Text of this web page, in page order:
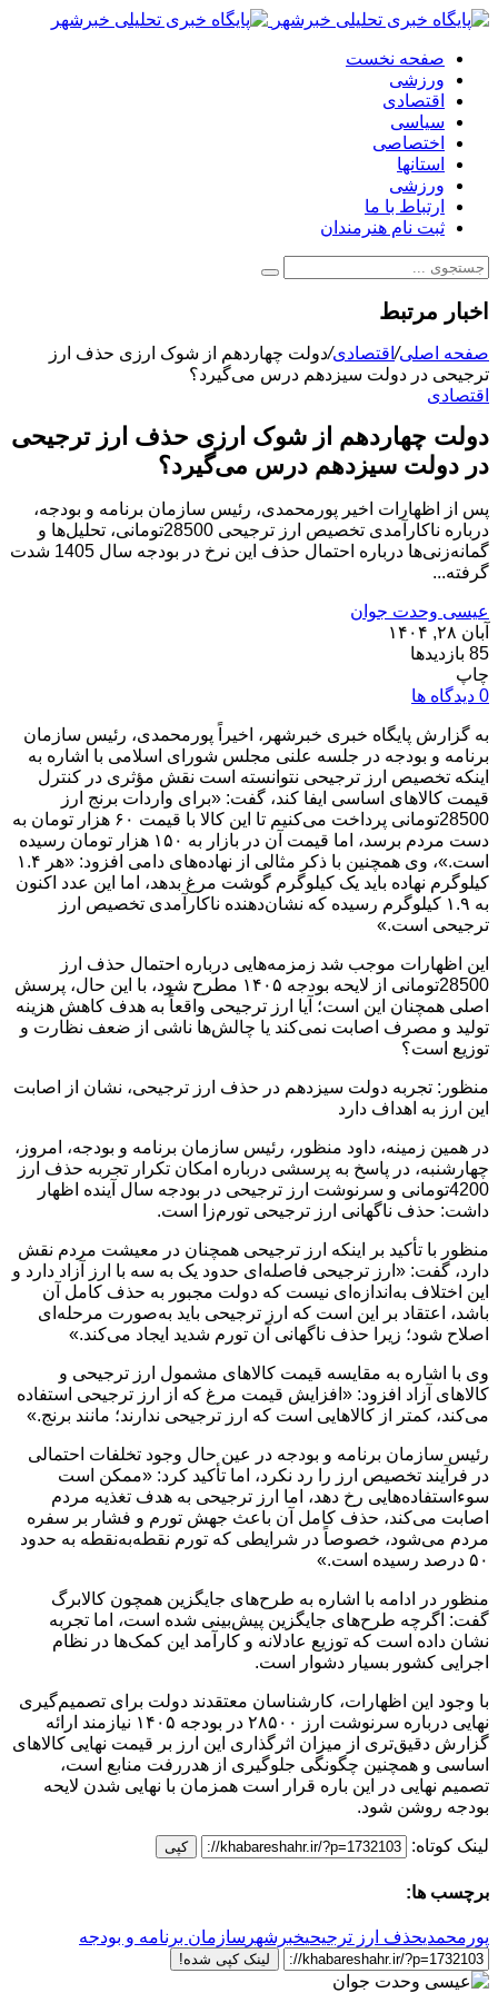
صفحه نخست
ورزشی
اقتصادی
سیاسی
اختصاصی
استانها
ورزشی
ارتباط با ما
ثبت نام هنرمندان
اخبار مرتبط
صفحه اصلی/اقتصادی/دولت چهاردهم از شوک ارزی حذف ارز
ترجیحی در دولت سیزدهم درس می‌گیرد؟
اقتصادی
دولت چهاردهم از شوک ارزی حذف ارز ترجیحی
در دولت سیزدهم درس می‌گیرد؟
پس از اظهارات اخیر پورمحمدی، رئیس سازمان برنامه و بودجه،
درباره ناکارآمدی تخصیص ارز ترجیحی 28500تومانی، تحلیل‌ها و
گمانه‌زنی‌ها درباره احتمال حذف این نرخ در بودجه سال 1405 شدت
گرفته...
عیسی وحدت جوان
آبان ۲۸, ۱۴۰۴
85 بازدیدها
چاپ
0 دیدگاه ها
به گزارش پایگاه خبری خبرشهر، اخیراً پورمحمدی، رئیس سازمان
برنامه و بودجه در جلسه علنی مجلس شورای اسلامی با اشاره به
اینکه تخصیص ارز ترجیحی نتوانسته است نقش مؤثری در کنترل
قیمت کالاهای اساسی ایفا کند، گفت: «برای واردات برنج ارز
28500تومانی پرداخت می‌کنیم تا این کالا با قیمت ۶۰ هزار تومان به
دست مردم برسد، اما قیمت آن در بازار به ۱۵۰ هزار تومان رسیده
است.»، وی همچنین با ذکر مثالی از نهاده‌های دامی افزود: «هر ۱.۴
کیلوگرم نهاده باید یک کیلوگرم گوشت مرغ بدهد، اما این عدد اکنون
به ۱.۹ کیلوگرم رسیده که نشان‌دهنده ناکارآمدی تخصیص ارز
ترجیحی است.»
این اظهارات موجب شد زمزمه‌هایی درباره احتمال حذف ارز
28500تومانی از لایحه بودجه ۱۴۰۵ مطرح شود، با این حال، پرسش
اصلی همچنان این است؛ آیا ارز ترجیحی واقعاً به هدف کاهش هزینه
تولید و مصرف اصابت نمی‌کند یا چالش‌ها ناشی از ضعف نظارت و
توزیع است؟
منظور: تجربه دولت سیزدهم در حذف ارز ترجیحی، نشان از اصابت
این ارز به اهداف دارد
در همین زمینه، داود منظور، رئیس سازمان برنامه و بودجه، امروز،
چهارشنبه، در پاسخ به پرسشی درباره امکان تکرار تجربه حذف ارز
4200تومانی و سرنوشت ارز ترجیحی در بودجه سال آینده اظهار
داشت: حذف ناگهانی ارز ترجیحی تورم‌زا است.
منظور با تأکید بر اینکه ارز ترجیحی همچنان در معیشت مردم نقش
دارد، گفت: «ارز ترجیحی فاصله‌ای حدود یک به سه با ارز آزاد دارد و
این اختلاف به‌اندازه‌ای نیست که دولت مجبور به حذف کامل آن
باشد، اعتقاد بر این است که ارز ترجیحی باید به‌صورت مرحله‌ای
اصلاح شود؛ زیرا حذف ناگهانی آن تورم شدید ایجاد می‌کند.»
وی با اشاره به مقایسه قیمت کالاهای مشمول ارز ترجیحی و
کالاهای آزاد افزود: «افزایش قیمت مرغ که از ارز ترجیحی استفاده
می‌کند، کمتر از کالاهایی است که ارز ترجیحی ندارند؛ مانند برنج.»
رئیس سازمان برنامه و بودجه در عین حال وجود تخلفات احتمالی
در فرآیند تخصیص ارز را رد نکرد، اما تأکید کرد: «ممکن است
سوءاستفاده‌هایی رخ دهد، اما ارز ترجیحی به هدف تغذیه مردم
اصابت می‌کند، حذف کامل آن باعث جهش تورم و فشار بر سفره
مردم می‌شود، خصوصاً در شرایطی که تورم نقطه‌به‌نقطه به حدود
۵۰ درصد رسیده است.»
منظور در ادامه با اشاره به طرح‌های جایگزین همچون کالابرگ
گفت: اگرچه طرح‌های جایگزین پیش‌بینی شده است، اما تجربه
نشان داده است که توزیع عادلانه و کارآمد این کمک‌ها در نظام
اجرایی کشور بسیار دشوار است.
با وجود این اظهارات، کارشناسان معتقدند دولت برای تصمیم‌گیری
نهایی درباره سرنوشت ارز ۲۸۵۰۰ در بودجه ۱۴۰۵ نیازمند ارائه
گزارش دقیق‌تری از میزان اثرگذاری این ارز بر قیمت نهایی کالاهای
اساسی و همچنین چگونگی جلوگیری از هدررفت منابع است،
تصمیم نهایی در این باره قرار است همزمان با نهایی شدن لایحه
بودجه روشن شود.
لینک کوتاه: کپی
برچسب ها:
پورمحمدیحذف ارز ترجیحیخبرشهر سازمان برنامه و بودجه
لینک کپی شده!